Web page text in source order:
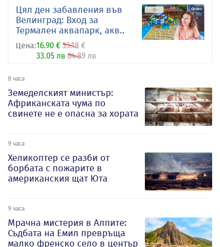
Цял ден забавления във
Велинград: Вход за
Термален аквапарк, акв..
Цена:16.90 € 33.18 €
33.05 лв 64.89 лв
8 часа
Земеделският министър:
Африканската чума по
свинете не е опасна за хората
9 часа
Хеликоптер се разби от
борбата с пожарите в
американския щат Юта
9 часа
Мрачна мистерия в Алпите:
Съдбата на Емил превръща
малко френско село в център